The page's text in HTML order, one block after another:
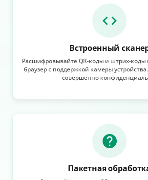
Встроенный
Расшифровывайте QR-коды и штрих-коды
браузер с поддержкой камеры
совершенно
Пакетная